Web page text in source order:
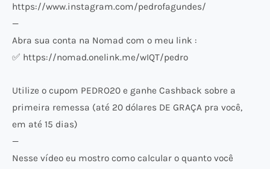
https://www.instagram.com/pedrofagundes/
—
Abra sua conta na Nomad com o meu link :
✅ https://nomad.onelink.me/wIQT/pedro
Utilize o cupom PEDRO20 e ganhe Cashback sobre a
primeira remessa (até 20 dólares DE GRAÇA pra você,
em até 15 dias)
—
Nesse vídeo eu mostro como calcular o quanto você